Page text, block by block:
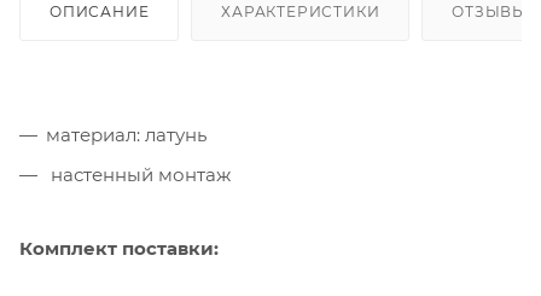
ОПИСАНИЕ ХАРАКТЕРИСТИКИ ОТЗЫВЫ
материал: латунь
настенный монтаж
Комплект поставки: